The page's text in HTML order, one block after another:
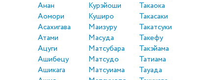
Анан
Аомори
Асахигава
Атами
Ацуги
Ашибецу
Ашикага
Курэйоши
Куширо
Маизуру
Масуда
Матсубара
Матсудо
Матсуиама
Такаока
Такасаки
Такатсуки
Такефу
Такэйама
Татиама
Тауада